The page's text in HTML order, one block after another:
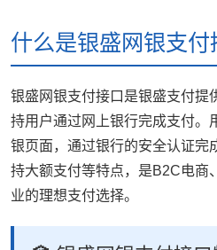
什么是银盛网银支付
银盛网银支付接口是银盛支付提
持用户通过网上银行完成支付。
银页面，通过银行的安全认证完
持大额支付等特点，是B2C电商
业的理想支付选择。